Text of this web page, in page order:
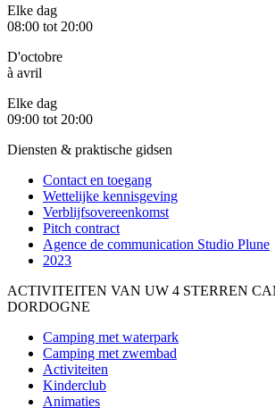
Elke dag
08:00 tot 20:00
D'octobre
à avril
Elke dag
09:00 tot 20:00
Diensten & praktische gidsen
Contact en toegang
Wettelijke kennisgeving
Verblijfsovereenkomst
Pitch contract
Agence de communication Studio Plune
2023
ACTIVITEITEN VAN UW 4 STERREN
DORDOGNE
Camping met waterpark
Camping met zwembad
Activiteiten
Kinderclub
Animaties